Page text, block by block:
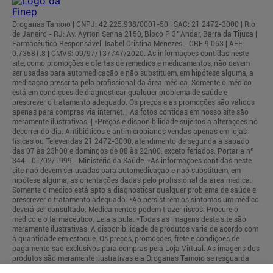
Drogarias Tamoio | CNPJ: 42.225.938/0001-50 l SAC: 21 2472-3000 | Rio
de Janeiro - RJ: Av. Ayrton Senna 2150, Bloco P 3° Andar, Barra da Tijuca |
Farmacêutico Responsável: Isabel Cristina Menezes - CRF 9.063 | AFE:
0.73581.8 | CMVS: 09/97/137747/2020. As informações contidas neste
site, como promoções e ofertas de remédios e medicamentos, não devem
ser usadas para automedicação e não substituem, em hipótese alguma, a
medicação prescrita pelo profissional da área médica. Somente o médico
está em condições de diagnosticar qualquer problema de saúde e
prescrever o tratamento adequado. Os preços e as promoções são válidos
apenas para compras via internet. | As fotos contidas em nosso site são
meramente ilustrativas. | *Preços e disponibilidade sujeitos a alterações no
decorrer do dia. Antibióticos e antimicrobianos vendas apenas em lojas
físicas ou Televendas 21 2472-3000, atendimento de segunda à sábado
das 07 às 23h00 e domingos de 08 às 22h00, exceto feriados. Portaria nº
344 - 01/02/1999 - Ministério da Saúde. *As informações contidas neste
site não devem ser usadas para automedicação e não substituem, em
hipótese alguma, as orientações dadas pelo profissional da área médica.
Somente o médico está apto a diagnosticar qualquer problema de saúde e
prescrever o tratamento adequado. *Ao persistirem os sintomas um médico
deverá ser consultado. Medicamentos podem trazer riscos. Procure o
médico e o farmacêutico. Leia a bula. *Todas as imagens deste site são
meramente ilustrativas. A disponibilidade de produtos varia de acordo com
a quantidade em estoque. Os preços, promoções, frete e condições de
pagamento são exclusivos para compras pela Loja Virtual. As imagens dos
produtos são meramente ilustrativas e a Drogarias Tamoio se resguarda